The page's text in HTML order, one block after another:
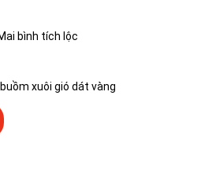
bình tích lộc
xuôi gió dát vàng